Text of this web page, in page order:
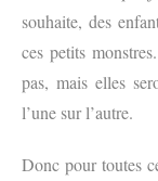
souhaite, des
ces petits
pas, mais elles
l’une sur l’autre.
Donc pour toutes